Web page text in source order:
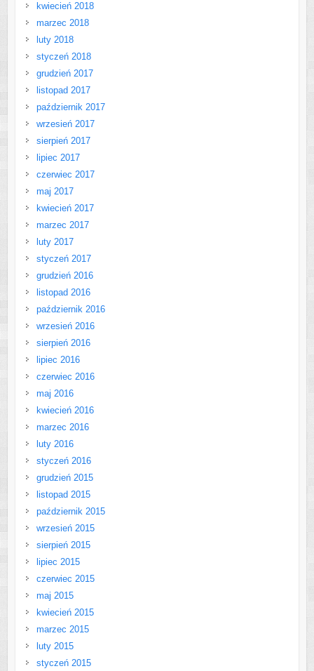
kwiecień 2018
marzec 2018
luty 2018
styczeń 2018
grudzień 2017
listopad 2017
październik 2017
wrzesień 2017
sierpień 2017
lipiec 2017
czerwiec 2017
maj 2017
kwiecień 2017
marzec 2017
luty 2017
styczeń 2017
grudzień 2016
listopad 2016
październik 2016
wrzesień 2016
sierpień 2016
lipiec 2016
czerwiec 2016
maj 2016
kwiecień 2016
marzec 2016
luty 2016
styczeń 2016
grudzień 2015
listopad 2015
październik 2015
wrzesień 2015
sierpień 2015
lipiec 2015
czerwiec 2015
maj 2015
kwiecień 2015
marzec 2015
luty 2015
styczeń 2015